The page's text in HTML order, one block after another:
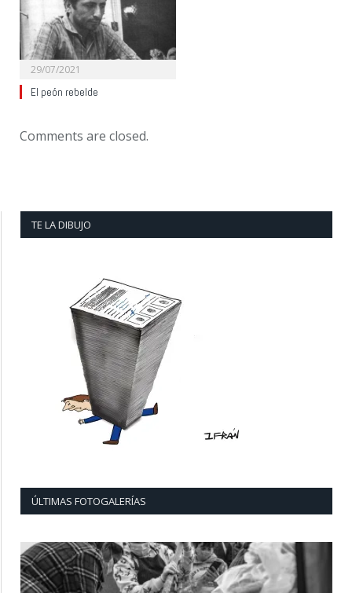
29/07/2021
El peón rebelde
Comments are closed.
TE LA DIBUJO
ÚLTIMAS FOTOGALERÍAS